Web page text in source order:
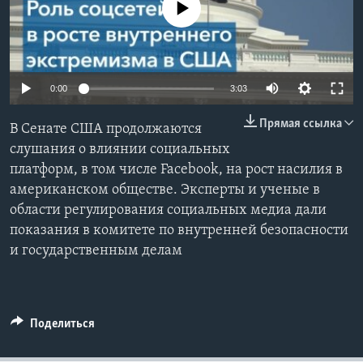
Learning English
СОЦИАЛЬНЫЕ СЕТИ
Языки
No media source currently available
0:00 3:03
Прямая ссылка
В Сенате США продолжаются
слушания о влиянии социальных
платформ, в том числе Facebook, на рост насилия в
американском обществе. Эксперты и ученые в
области регулирования социальных медиа дали
показания в комитете по внутренней безопасности
и государственным делам
Поделиться